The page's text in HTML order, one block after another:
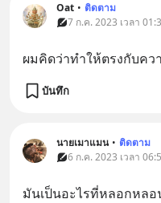
Oat • ติดตาม
7 ก.ค. 2023 เวลา
ผมคิดว่าทำให้ตรงกับคว
บันทึก
นายเมาแมน • ติดตาม
6 ก.ค. 2023 เวลา
มันเป็นอะไรที่หลอกหล